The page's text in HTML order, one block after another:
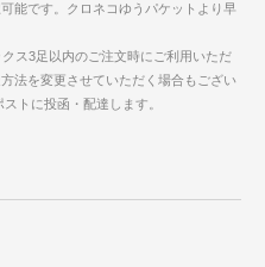
です。クロネコゆうパケットより早
ス3足以内のご注文時にご利用いただ
法を変更させていただく場合もござい
トに投函・配達します。